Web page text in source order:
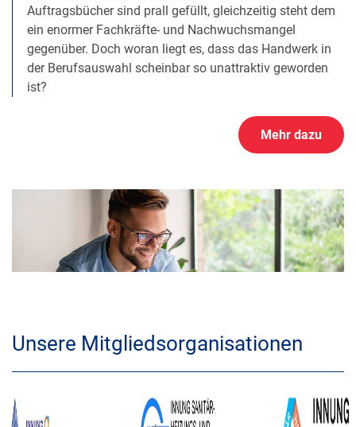
Auftragsbücher sind prall gefüllt, gleichzeitig steht dem
ein enormer Fachkräfte- und Nachwuchsmangel
gegenüber. Doch woran liegt es, dass das Handwerk in
der Berufsauswahl scheinbar so unattraktiv geworden
ist?
Mehr dazu
Unsere Mitgliedsorganisationen